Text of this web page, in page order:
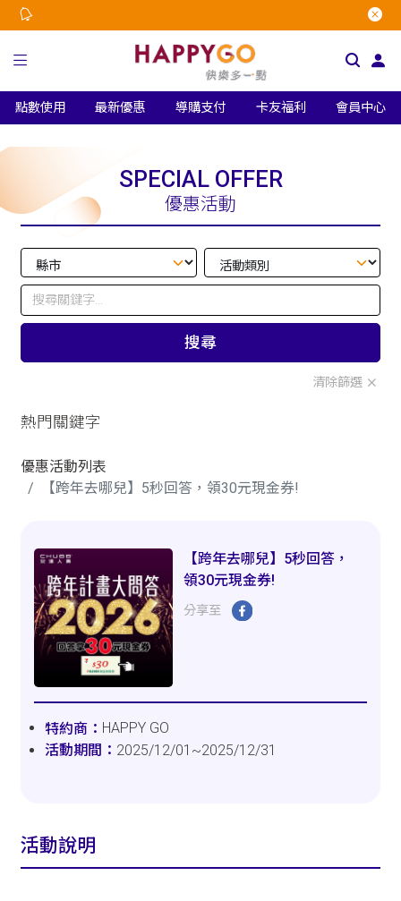
點數使用 最新優惠 導購支付 卡友福利 會員中心
SPECIAL OFFER
優惠活動
搜尋
清除篩選
熱門關鍵字
優惠活動列表
【跨年去哪兒】5秒回答，領30元現金券!
【跨年去哪兒】5秒回答，
領30元現金券!
分享至
HAPPY GO
2025/12/01~2025/12/31
活動說明